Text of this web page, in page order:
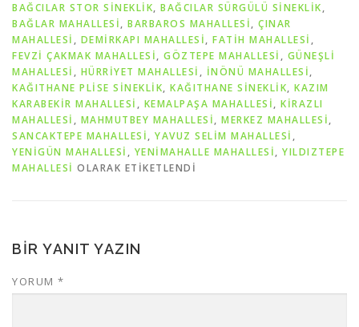
BAĞCILAR STOR SINEKLIK, BAĞCILAR SÜRGÜLÜ SINEKLIK,
BAĞLAR MAHALLESİ, BARBAROS MAHALLESİ, ÇINAR
MAHALLESİ , DEMİRKAPI MAHALLESİ, FATİH MAHALLESİ ,
FEVZİ ÇAKMAK MAHALLESİ, GÖZTEPE MAHALLESİ , GÜNEŞLİ
MAHALLESİ , HÜRRİYET MAHALLESİ , İNÖNÜ MAHALLESİ,
KAĞITHANE PLİSE SİNEKLİK, KAĞITHANE SİNEKLİK, KAZIM
KARABEKİR MAHALLESİ , KEMALPAŞA MAHALLESİ, KİRAZLI
MAHALLESİ , MAHMUTBEY MAHALLESİ, MERKEZ MAHALLESİ,
SANCAKTEPE MAHALLESİ, YAVUZ SELİM MAHALLESİ ,
YENİGÜN MAHALLESİ , YENİMAHALLE MAHALLESİ, YILDIZTEPE
MAHALLESİ OLARAK ETIKETLENDI
BIR YANIT YAZIN
YORUM *